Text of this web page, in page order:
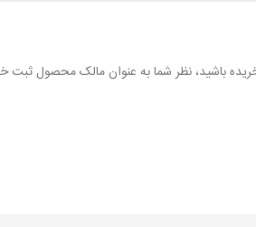
خریده باشید، نظر شما به عنوان مالک محصول